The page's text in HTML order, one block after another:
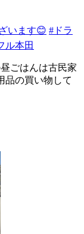
います😊 #ドラ
ル本田
ごはんは古民家
品の買い物して